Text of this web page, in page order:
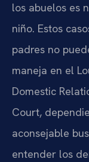
los abuelos es
niño. Estos
padres no
maneja en el
Domestic
Court,
aconsejable
entender los